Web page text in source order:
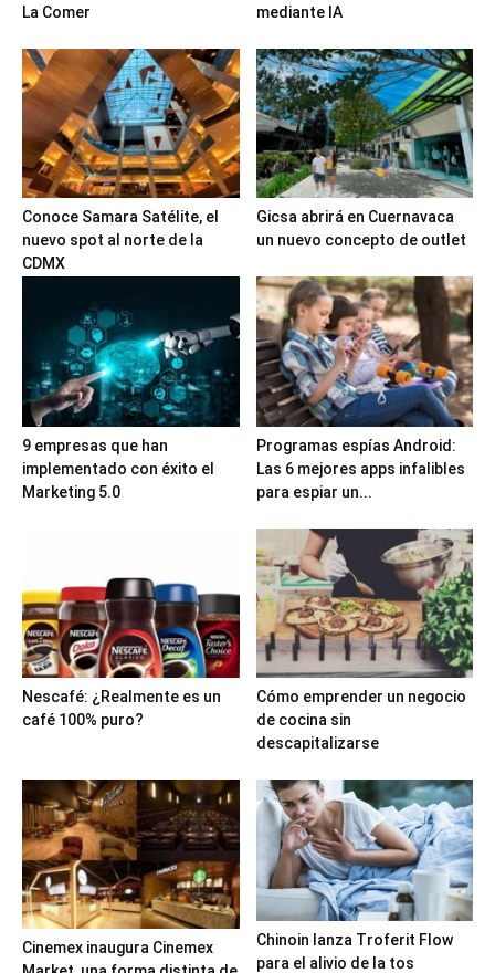
La Comer
mediante IA
Conoce Samara Satélite, el
nuevo spot al norte de la
CDMX
Gicsa abrirá en Cuernavaca
un nuevo concepto de outlet
9 empresas que han
implementado con éxito el
Marketing 5.0
Programas espías Android:
Las 6 mejores apps infalibles
para espiar un...
Nescafé: ¿Realmente es un
café 100% puro?
Cómo emprender un negocio
de cocina sin
descapitalizarse
Cinemex inaugura Cinemex
Chinoin lanza Troferit Flow
para el alivio de la tos